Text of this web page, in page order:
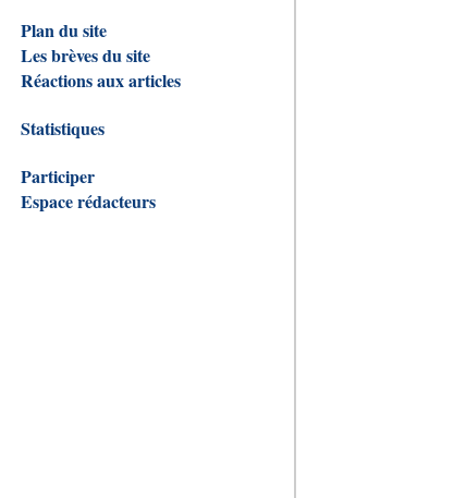
Plan du site
Les brèves du site
Réactions aux articles
Statistiques
Participer
Espace rédacteurs